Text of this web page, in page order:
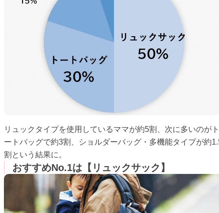
リュックタイプを使用しているママが約5割、次に多いのがト
ートバッグで約3割、ショルダーバッグ・多機能タイプが約
割という結果に。
おすすめNo.1は【リュックサック】